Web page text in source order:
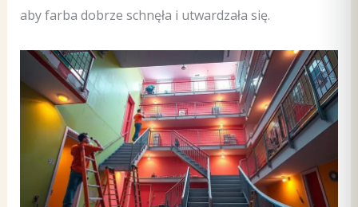
aby farba dobrze schnęła i utwardzała się.